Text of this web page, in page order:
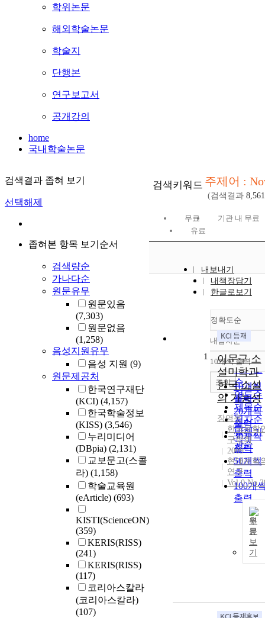
학위논문
해외학술논문
학술지
단행본
연구보고서
공개강의
home
국내학술논문
검색결과 좁혀 보기
선택해제
좁혀본 항목 보기순서
검색량순
가나다순
원문유무
원문있음
(7,303)
원문없음
(1,258)
음성지원유무
음성 지원 (9)
원문제공처
한국연구재단
(KCI) (4,157)
한국학술정보
(KISS) (3,546)
누리미디어
(DBpia) (2,131)
교보문고(스콜
라) (1,158)
학술교육원
(eArticle) (693)
KISTI(ScienceON)
(359)
KERIS(RISS)
(241)
KERIS(RISS)
(117)
코리아스칼라
(코리아스칼라)
(107)
검색키워드 주제어 :
(검색결과 8,561
무료
기관 내 무료
유료
내보내기
내책장담기
한글로보기
정확도순
정확도
순
인기도
순
연도순
제목순
저자순
발행기
관순
내림차순
내림차
10개씩 출력
10개씩
출력
20개씩
출력
30개씩
출력
50개씩
출력
100개
출력
조회
1
이문구 소
설미학과
한국 소설
의 가능성
장영우
한국문학
구학회
2009
현대문학
연구
Vol.0
원
문
보
기